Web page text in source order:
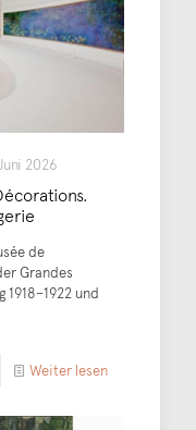
2026
de
Grandes
und
Weiter lesen